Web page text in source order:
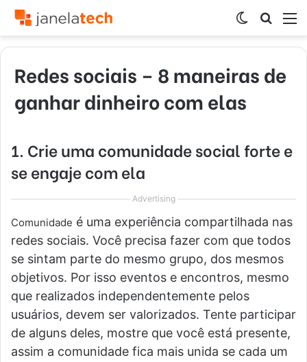
por
Switch
skin
Redes sociais – 8 maneiras de
ganhar dinheiro com elas
1. Crie uma comunidade social forte e
se engaje com ela
Advertising
Comunidade é uma experiência compartilhada nas
redes sociais. Você precisa fazer com que todos
se sintam parte do mesmo grupo, dos mesmos
objetivos. Por isso eventos e encontros, mesmo
que realizados independentemente pelos
usuários, devem ser valorizados. Tente participar
de alguns deles, mostre que você está presente,
assim a comunidade fica mais unida se cada um